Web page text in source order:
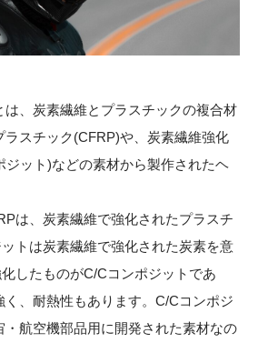
は、炭素繊維とプラスチックの複合材
ラスチック(CFRP)や、炭素繊維強化
ジット)などの素材から製作されたヘ
は、炭素繊維で強化されたプラスチ
トは炭素繊維で強化された炭素を意
したものがC/Cコンポジットであ
く、耐熱性もあります。C/Cコンポジ
・航空機部品用に開発された素材なの